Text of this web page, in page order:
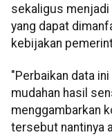
sekaligus menjadi
yang dapat
kebijakan
"Perbaikan data
mudahan hasil
menggambarkan
tersebut nantinya